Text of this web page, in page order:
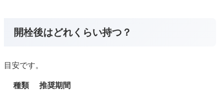
開栓後はどれくらい持つ？
目安です。
種類
推奨期間